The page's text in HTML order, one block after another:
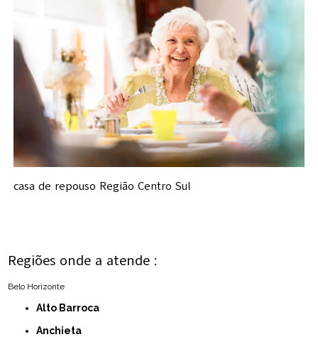
casa de repouso Região Centro Sul
Regiões onde a atende :
Belo Horizonte
Alto Barroca
Anchieta